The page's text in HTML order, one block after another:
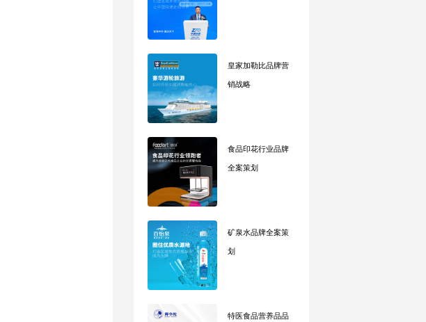
皇家加勒比品牌营
销战略
食品印花行业品牌
全案策划
矿泉水品牌全案策
划
特医食品营养品品